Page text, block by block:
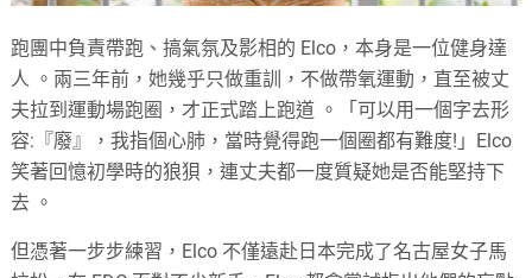
跑團中負責帶跑、搞氣氛及影相的 Elco，本身是一位健身達
人 。兩三年前，她幾乎只做重訓，不做帶氧運動，直至被丈
夫拉到運動場跑圈，才正式踏上跑道 。「可以用一個字去形
容:『廢』，我指個心肺，當時覺得跑一個圈都有難度!」Elco
笑著回憶初學時的狼狽，連丈夫都一度質疑她是否能堅持下
去 。
但憑著一步步練習，Elco 不僅遠赴日本完成了名古屋女子馬